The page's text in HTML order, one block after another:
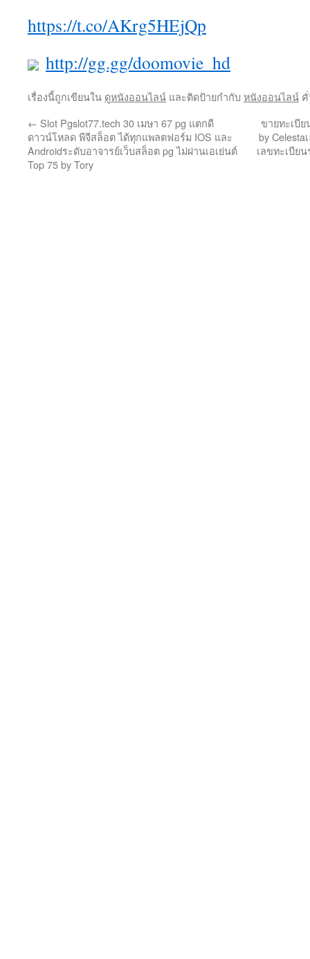
https://t.co/AKrg5HEjQp
http://gg.gg/doomovie_hd
เรื่องนี้ถูกเขียนใน ดูหนังออนไลน์ และติดป้ายกำกับ หนังออนไลน์
← Slot Pgslot77.tech 30 เมษา 67 pg แตกดี
ดาวน์โหลด พีจีสล็อต ได้ทุกแพลตฟอร์ม IOS และ
Androidระดับอาจารย์เว็บสล็อต pg ไม่ผ่านเอเย่นต์
Top 75 by Tory
ขายทะเบีย
by
เลขทะเบีย